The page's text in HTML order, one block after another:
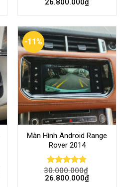
out of 5
26.800.000₫
-11%
Màn Hình Android Range
Rover 2014
Rated4.73
out of 5
30.000.000₫
26.800.000₫